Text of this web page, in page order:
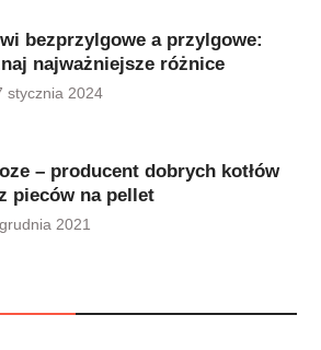
bezprzylgowe a przylgowe:
najważniejsze różnice
stycznia 2024
– producent dobrych kotłów
pieców na pellet
2021